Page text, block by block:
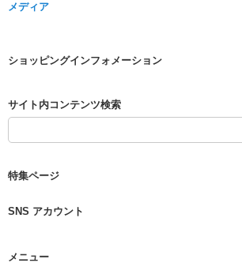
メディア
ショッピングインフォメーション
サイト内コンテンツ検索
特集ページ
SNS アカウント
メニュー